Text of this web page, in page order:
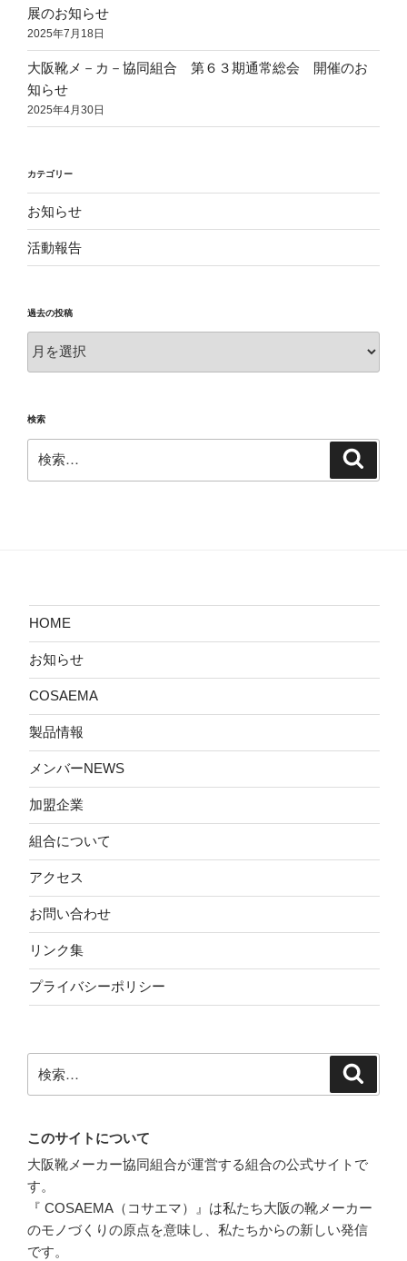
展のお知らせ
2025年7月18日
大阪靴メ－カ－協同組合 第６３期通常総会 開催のお
知らせ
2025年4月30日
カテゴリー
お知らせ
活動報告
過去の投稿
過
去
稿
検索
索:
HOME
お知らせ
COSAEMA
製品情報
メンバーNEWS
加盟企業
組合について
アクセス
お問い合わせ
リンク集
プライバシーポリシー
索:
このサイトについて
大阪靴メーカー協同組合が運営する組合の公式サイトで
す。
『 COSAEMA（コサエマ）』は私たち大阪の靴メーカー
のモノづくりの原点を意味し、私たちからの新しい発信
です。